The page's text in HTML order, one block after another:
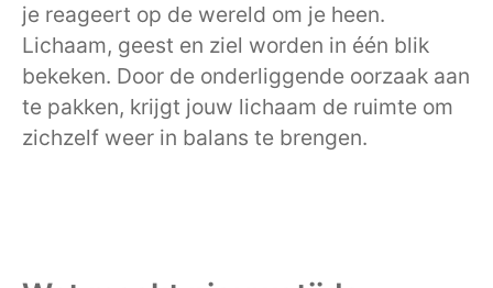
je reageert op de wereld om je heen.
Lichaam, geest en ziel worden in één blik
bekeken. Door de onderliggende oorzaak aan
te pakken, krijgt jouw lichaam de ruimte om
zichzelf weer in balans te brengen.